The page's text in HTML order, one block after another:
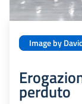
Image by
perduto